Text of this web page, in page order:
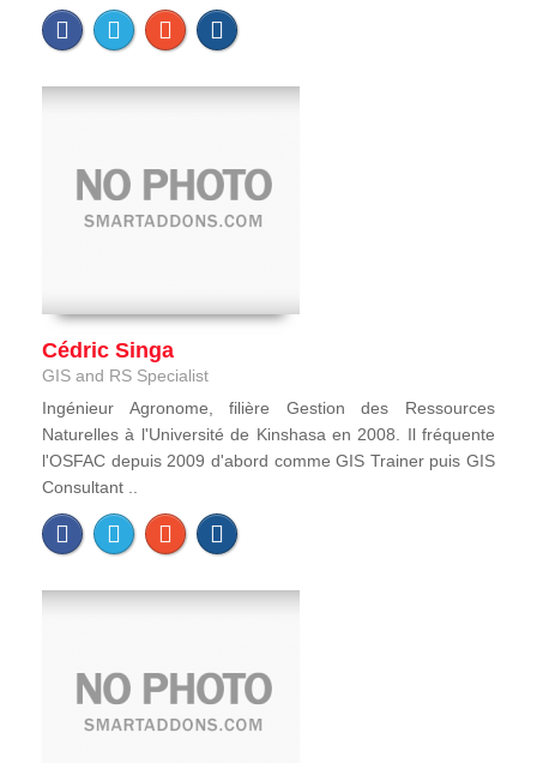
Cédric Singa
GIS and RS Specialist
Ingénieur Agronome, filière Gestion des Ressources
Naturelles à l'Université de Kinshasa en 2008. Il fréquente
l'OSFAC depuis 2009 d'abord comme GIS Trainer puis GIS
Consultant ..